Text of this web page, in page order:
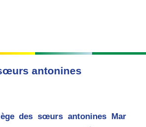
antonines
des sœurs antonines Mar